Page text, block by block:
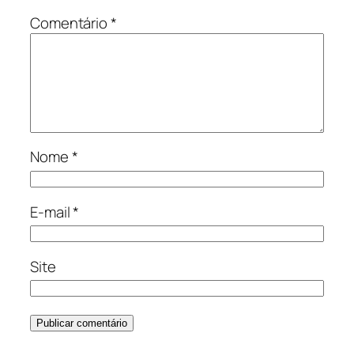
Comentário*
Nome*
E-mail*
Site